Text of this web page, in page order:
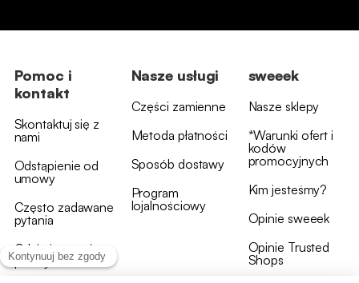
Pomoc i
kontakt
Skontaktuj się z
nami
Odstąpienie od
umowy
Często zadawane
pytania
Gdzie jest moja
przesyłka?
Nasze usługi
Części zamienne
Metoda płatności
Sposób dostawy
Program
lojalnościowy
sweeek
Nasze sklepy
*Warunki ofert i
kodów
promocyjnych
Kim jesteśmy?
Opinie sweeek
Opinie Trusted
Shops